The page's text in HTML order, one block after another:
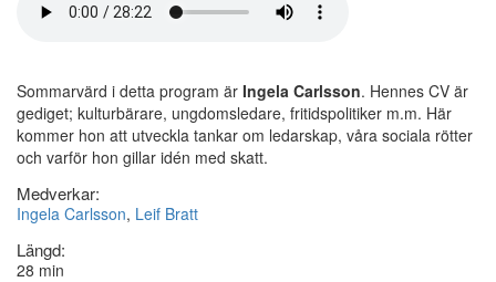
Sommarvärd i detta program är Ingela Carlsson. Hennes CV är
gediget; kulturbärare, ungdomsledare, fritidspolitiker m.m. Här
kommer hon att utveckla tankar om ledarskap, våra sociala rötter
och varför hon gillar idén med skatt.
Medverkar:
Ingela Carlsson, Leif Bratt
Längd:
28 min